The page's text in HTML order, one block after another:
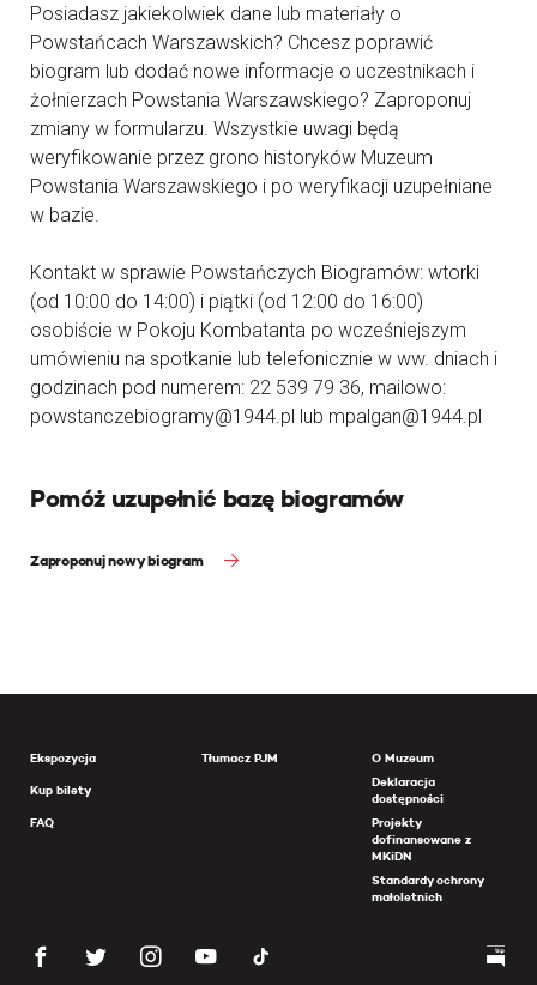
Posiadasz jakiekolwiek dane lub materiały o
Powstańcach Warszawskich? Chcesz poprawić
biogram lub dodać nowe informacje o uczestnikach i
żołnierzach Powstania Warszawskiego? Zaproponuj
zmiany w formularzu. Wszystkie uwagi będą
weryfikowanie przez grono historyków Muzeum
Powstania Warszawskiego i po weryfikacji uzupełniane
w bazie.
Kontakt w sprawie Powstańczych Biogramów: wtorki
(od 10:00 do 14:00) i piątki (od 12:00 do 16:00)
osobiście w Pokoju Kombatanta po wcześniejszym
umówieniu na spotkanie lub telefonicznie w ww. dniach i
godzinach pod numerem: 22 539 79 36, mailowo:
powstanczebiogramy@1944.pl lub mpalgan@1944.pl
Pomóż uzupełnić bazę biogramów
Zaproponuj nowy biogram
Ekspozycja
Kup bilety
FAQ
Tłumacz PJM
O Muzeum
Deklaracja
dostępności
Projekty
dofinansowane z
MKiDN
Standardy ochrony
małoletnich